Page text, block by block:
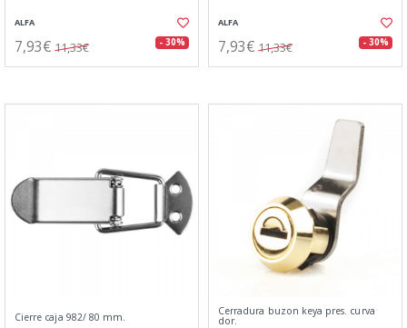
ALFA
7,93€ 11,33€ - 30%
ALFA
7,93€ 11,33€ - 30%
Cierre caja 982/ 80 mm. Cerradura buzon keya pres. curva
dor.